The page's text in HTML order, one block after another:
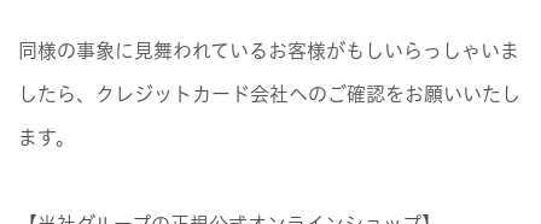
同様の事象に見舞われているお客様がもしいらっしゃいま
したら、クレジットカード会社へのご確認をお願いいたし
ます。